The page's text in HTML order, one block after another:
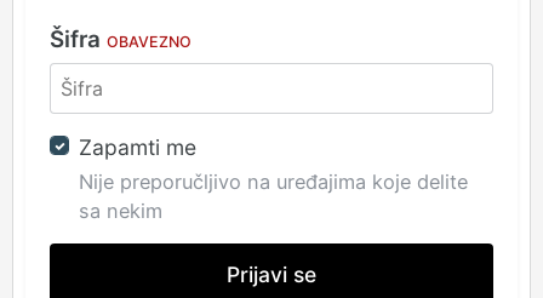
Šifra OBAVEZNO
Zapamti me
Nije preporučljivo na uređajima koje delite
sa nekim
Prijavi se